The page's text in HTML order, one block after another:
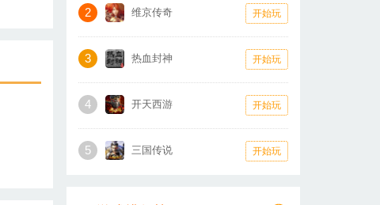
2 维京传奇 开始玩
3 热血封神 开始玩
4 开天西游 开始玩
5 三国传说 开始玩